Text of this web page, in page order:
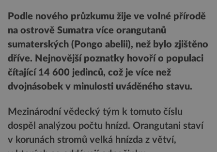
Podle nového průzkumu žije ve volné přírodě
na ostrově Sumatra více orangutanů
sumaterských (Pongo abelii), než bylo zjištěno
dříve. Nejnovější poznatky hovoří o populaci
čítající 14 600 jedinců, což je více než
dvojnásobek v minulosti uváděného stavu.
Mezinárodní vědecký tým k tomuto číslu
dospěl analýzou počtu hnízd. Orangutani staví
v korunách stromů velká hnízda z větví,